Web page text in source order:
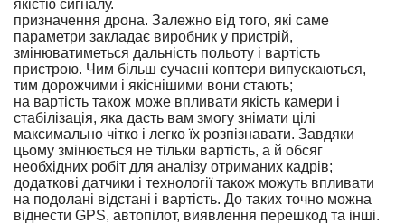
якістю сигналу.
призначення дрона. Залежно від того, які саме
параметри закладає виробник у пристрій,
змінюватиметься дальність польоту і вартість
пристрою. Чим більш сучасні коптери випускаються,
тим дорожчими і якіснішими вони стають;
на вартість також може впливати якість камери і
стабілізація, яка дасть вам змогу знімати цілі
максимально чітко і легко їх розпізнавати. Завдяки
цьому змінюється не тільки вартість, а й обсяг
необхідних робіт для аналізу отриманих кадрів;
додаткові датчики і технології також можуть впливати
на подолані відстані і вартість. До таких точно можна
віднести GPS, автопілот, виявлення перешкод та інші.